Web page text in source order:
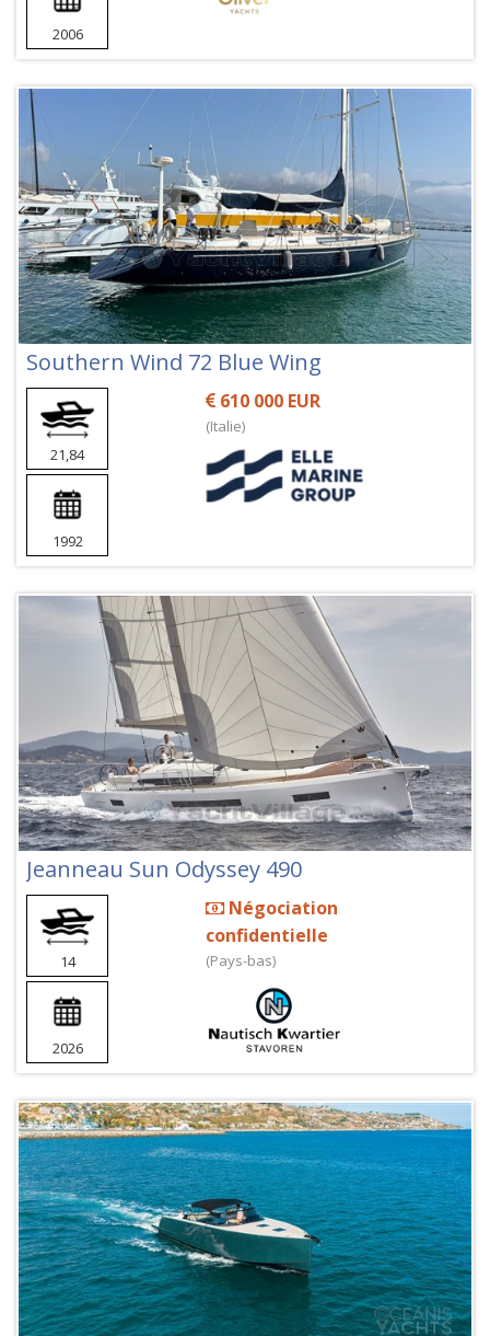
2006
Southern Wind 72 Blue Wing
21,84
1992
610 000 EUR
(Italie)
Jeanneau Sun Odyssey 490
14
2026
Négociation
confidentielle
(Pays-bas)